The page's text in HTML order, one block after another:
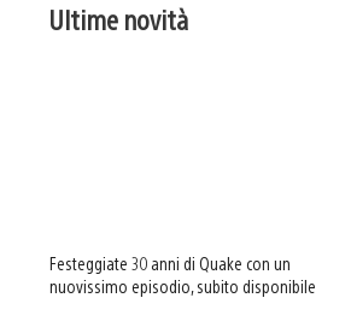
Ultime novità
Festeggiate 30 anni di Quake con un
nuovissimo episodio, subito disponibile